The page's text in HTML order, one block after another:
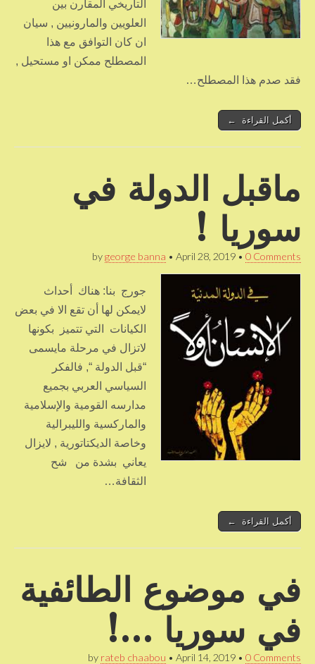
التاريخي المقارن بين
العلويين والمارونيين , سيان
ان كان التوافق مع هذا
المصطلح ممكن او مستحيل ,
فقد صدم هذا المصطلح…
أكمل القراءة ←
ماقبل الدولة في
سوريا !
bygeorge banna • April 28, 2019 • 0 Comments
جورج بنا: هناك أحداث
لايمكن لها أن تقع الا في بعض
الكيانات التي تتميز بكونها
لاتزال في مرحلة مايسمى
“قبل الدولة “, فالفكر
السياسي العربي بجميع
مدارسه القومية والإسلامية
والماركسية والليبرالية
وخاصة الديكتاتورية , لايزال
يعاني بشدة من شح
الثقافة…
أكمل القراءة ←
في موضوع الطائفية
في سوريا …!
by rateb chaabou • April 14, 2019 • 0 Comments